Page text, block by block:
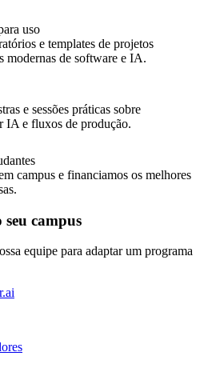
uso
e templates de projetos
modernas de software e IA.
e sessões práticas sobre
IA e fluxos de produção.
campus e financiamos os melhores
campus
equipe para adaptar um programa